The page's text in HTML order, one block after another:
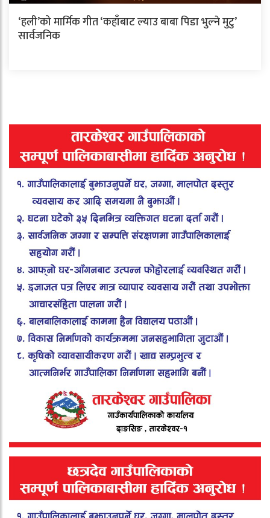
‘हली’को मार्मिक गीत ‘कहाँबाट ल्याउ बाबा पिडा भुल्ने मुटु’
सार्वजनिक